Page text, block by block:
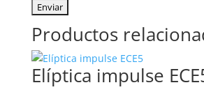
Productos
Elíptica impulse